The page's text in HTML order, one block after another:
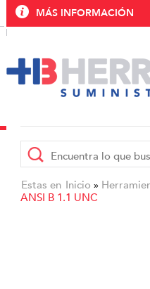
MÁS INFORMACIÓN
Estas en Inicio »
ANSI B 1.1 UNC